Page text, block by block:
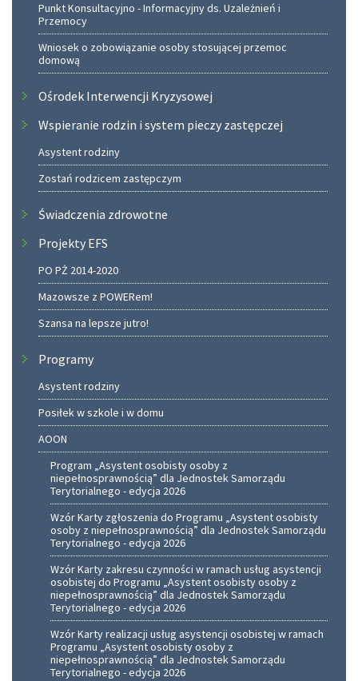
Punkt Konsultacyjno - Informacyjny ds. Uzależnień i
Przemocy
Wniosek o zobowiązanie osoby stosującej przemoc
domową
Ośrodek Interwencji Kryzysowej
Wspieranie rodzin i system pieczy zastępczej
Asystent rodziny
Zostań rodzicem zastępczym
Świadczenia zdrowotne
Projekty EFS
PO PŻ 2014-2020
Mazowsze z POWERem!
Szansa na lepsze jutro!
Programy
Asystent rodziny
Posiłek w szkole i w domu
AOON
Program „Asystent osobisty osoby z
niepełnosprawnością” dla Jednostek Samorządu
Terytorialnego - edycja 2026
Wzór Karty zgłoszenia do Programu „Asystent osobisty
osoby z niepełnosprawnością” dla Jednostek Samorządu
Terytorialnego - edycja 2026
Wzór Karty zakresu czynności w ramach usług asystencji
osobistej do Programu „Asystent osobisty osoby z
niepełnosprawnością” dla Jednostek Samorządu
Terytorialnego - edycja 2026
Wzór Karty realizacji usług asystencji osobistej w ramach
Programu „Asystent osobisty osoby z
niepełnosprawnością” dla Jednostek Samorządu
Terytorialnego - edycja 2026